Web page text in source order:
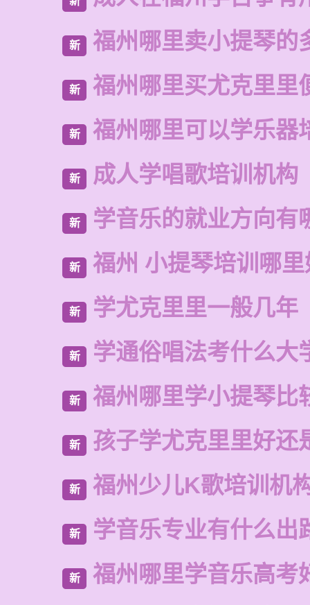
新 福州哪里卖小提琴的
新 福州哪里买尤克里里
新 福州哪里可以学乐器
新 成人学唱歌培训机构
新 学音乐的就业方向有
新 福州 小提琴培训哪
新 学尤克里里一般几年
新 学通俗唱法考什么大
新 福州哪里学小提琴比
新 孩子学尤克里里好还
新 福州少儿K歌培训机
新 学音乐专业有什么出
新 福州哪里学音乐高考